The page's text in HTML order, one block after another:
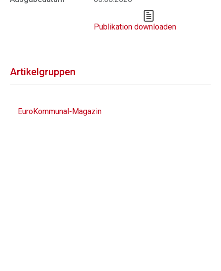
Publikation downloaden
Artikelgruppen
EuroKommunal-Magazin